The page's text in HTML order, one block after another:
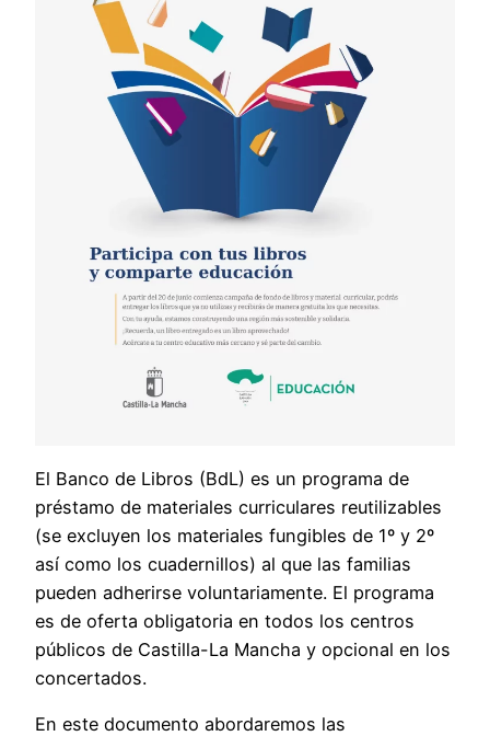
El Banco de Libros (BdL) es un programa de
préstamo de materiales curriculares reutilizables
(se excluyen los materiales fungibles de 1º y 2º
así como los cuadernillos) al que las familias
pueden adherirse voluntariamente. El programa
es de oferta obligatoria en todos los centros
públicos de Castilla-La Mancha y opcional en los
concertados.
En este documento abordaremos las